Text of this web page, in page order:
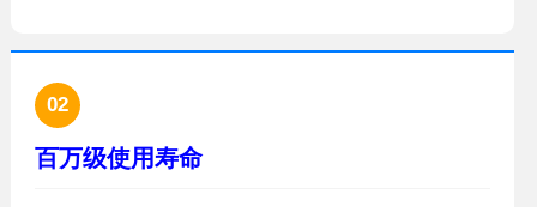
02
百万级使用寿命